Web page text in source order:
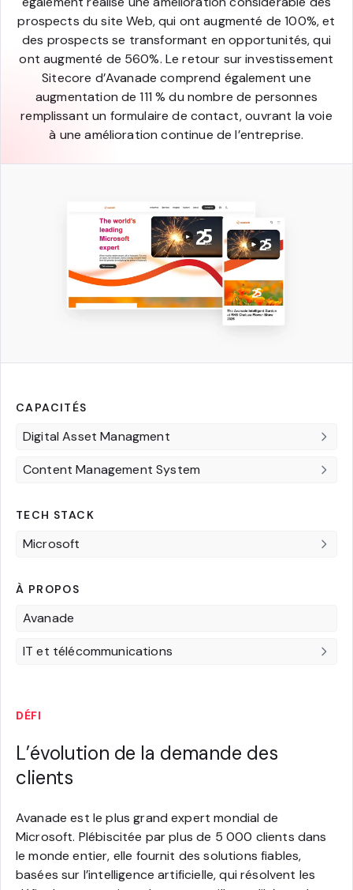
prospects du site Web, qui ont augmenté de 100%, et
des prospects se transformant en opportunités, qui
ont augmenté de 560%. Le retour sur investissement
Sitecore d’Avanade comprend également une
augmentation de 111 % du nombre de personnes
remplissant un formulaire de contact, ouvrant la voie
à une amélioration continue de l’entreprise.
CAPACITÉS
Digital Asset Managment
Content Management System
TECH STACK
Microsoft
À PROPOS
Avanade
IT et télécommunications
DÉFI
L’évolution de la demande des
clients
Avanade est le plus grand expert mondial de
Microsoft. Plébiscitée par plus de 5 000 clients dans
le monde entier, elle fournit des solutions fiables,
basées sur l’intelligence artificielle, qui résolvent les